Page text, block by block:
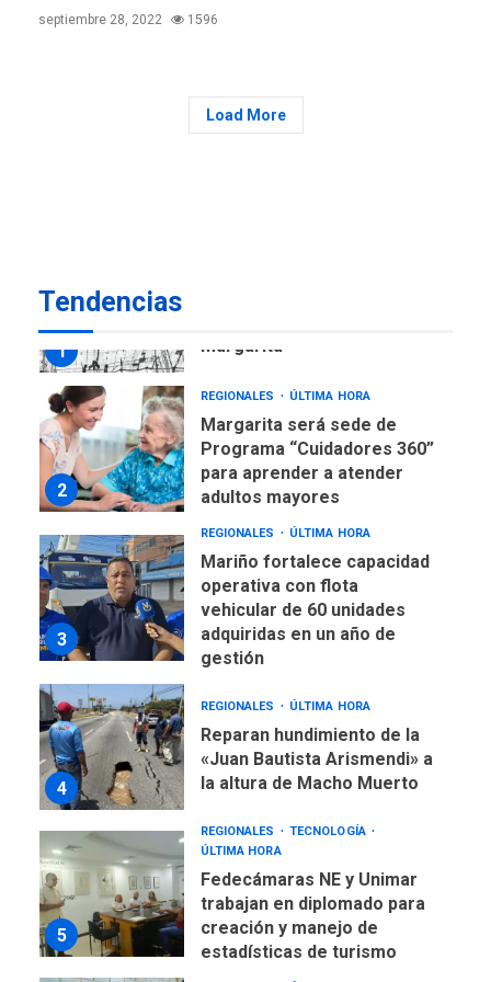
septiembre 28, 2022 1596
Load More
Tendencias
en Nueva Esparta consolida
ECONOMÍA
TITULARES
ÚLTIMA HORA
1
2
Margarita será sede de
Programa “Cuidadores 360”
para aprender a atender
adultos mayores
3
Mariño fortalece capacidad
operativa con flota
vehicular de 60 unidades
adquiridas en un año de
gestión
4
Reparan hundimiento de la
«Juan Bautista Arismendi» a
la altura de Macho Muerto
5
ÚLTIMA HORA
Fedecámaras NE y Unimar
trabajan en diplomado para
creación y manejo de
estadísticas de turismo